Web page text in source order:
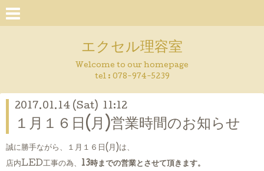
エクセル理容室
Welcome to our homepage
tel : 078-974-5239
2017.01.14 (Sat) 11:12
１月１６日(月)営業時間のお知らせ
誠に勝手ながら、
１月１６日(月)は、
店内LED工事の為、 13時までの営業とさせて頂きます。